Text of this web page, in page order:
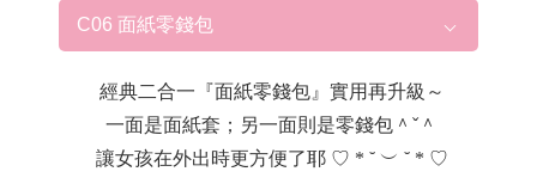
C06 面紙零錢包
經典二合一『面紙零錢包』實用再升級～
一面是面紙套；另一面則是零錢包＾ˇ＾
讓女孩在外出時更方便了耶 ♡ * ˘ ︶ ˘ * ♡